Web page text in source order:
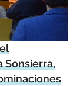
Sonsierra,